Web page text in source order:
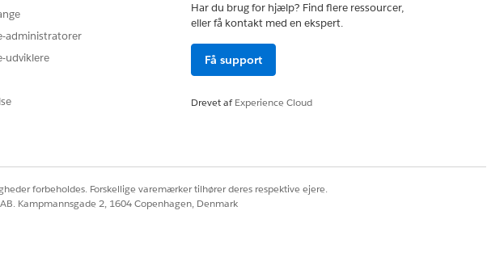
Nej
administratorer
udviklere
Har du brug for hjælp? Find flere ressourcer,
eller få kontakt med en ekspert.
Få support
Drevet afExperience Cloud
forbeholdes. Forskellige varemærker tilhører deres respektive ejere.
Kampmannsgade 2, 1604 Copenhagen, Denmark